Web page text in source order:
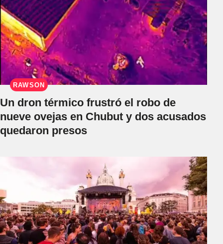
RAWSON
Un dron térmico frustró el robo de
nueve ovejas en Chubut y dos acusados
quedaron presos